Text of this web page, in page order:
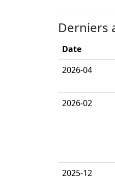
Derniers
Date
2026-04
2026-02
2025-12